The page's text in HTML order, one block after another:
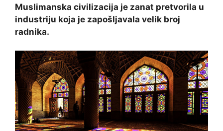
Muslimanska civilizacija je zanat pretvorila u
industriju koja je zapošljavala velik broj
radnika.